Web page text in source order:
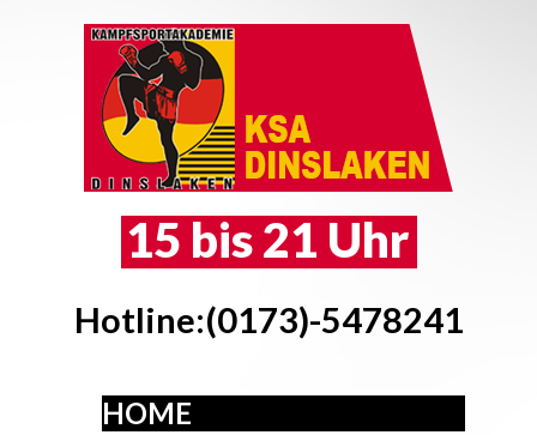
15 bis 21 Uhr
Hotline:(0173)-5478241
HOME